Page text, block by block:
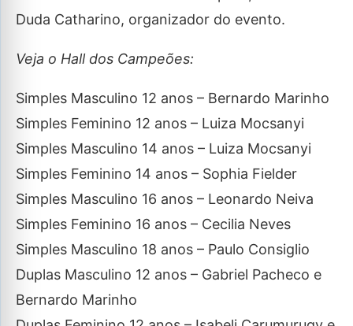
Duda Catharino, organizador do evento.
Veja o Hall dos Campeões:
Simples Masculino 12 anos – Bernardo Marinho
Simples Feminino 12 anos – Luiza Mocsanyi
Simples Masculino 14 anos – Luiza Mocsanyi
Simples Feminino 14 anos – Sophia Fielder
Simples Masculino 16 anos – Leonardo Neiva
Simples Feminino 16 anos – Cecilia Neves
Simples Masculino 18 anos – Paulo Consiglio
Duplas Masculino 12 anos – Gabriel Pacheco e
Bernardo Marinho